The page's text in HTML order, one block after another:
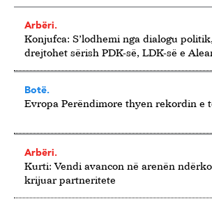
Arbëri.
Konjufca: S’lodhemi nga dialogu
drejtohet sërish PDK-së, LDK-së e
Botë.
Evropa Perëndimore thyen rekordin e
Arbëri.
Kurti: Vendi avancon në arenën
krijuar partneritete